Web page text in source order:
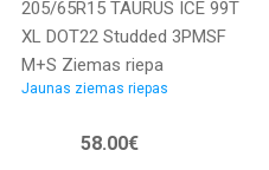
205/65R15 TAURUS ICE 99T
XL DOT22 Studded 3PMSF
M+S Ziemas riepa
Jaunas ziemas riepas
58.00€